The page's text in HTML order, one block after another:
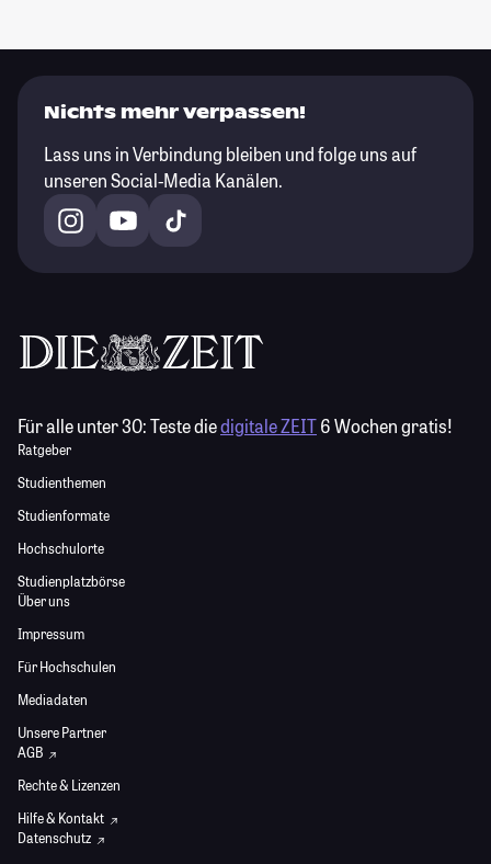
Nichts mehr verpassen!
Lass uns in Verbindung bleiben und folge uns auf
unseren Social-Media Kanälen.
Für alle unter 30:Teste diedigitale ZEIT6 Wochen gratis!
Ratgeber
Studienthemen
Studienformate
Hochschulorte
Studienplatzbörse
Über uns
Impressum
Für Hochschulen
Mediadaten
Unsere Partner
AGB
Rechte & Lizenzen
Hilfe & Kontakt
Datenschutz